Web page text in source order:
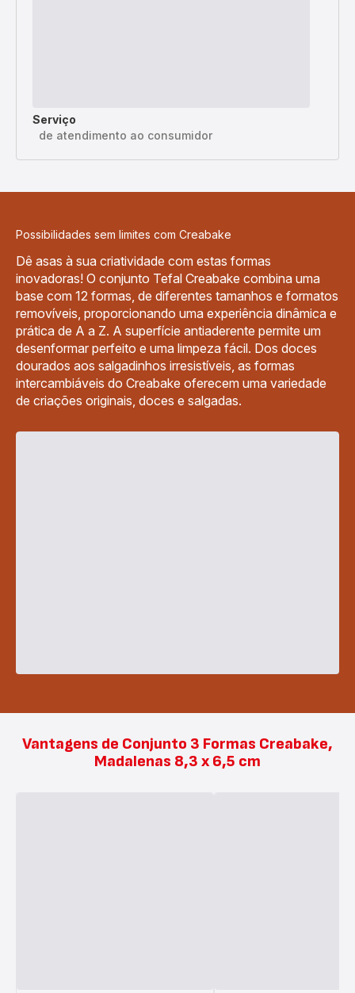
Serviço
de atendimento ao consumidor
Possibilidades sem limites com Creabake
Dê asas à sua criatividade com estas formas
inovadoras! O conjunto Tefal Creabake combina uma
base com 12 formas, de diferentes tamanhos e formatos
removíveis, proporcionando uma experiência dinâmica e
prática de A a Z. A superfície antiaderente permite um
desenformar perfeito e uma limpeza fácil. Dos doces
dourados aos salgadinhos irresistíveis, as formas
intercambiáveis do Creabake oferecem uma variedade
de criações originais, doces e salgadas.
Vantagens de Conjunto 3 Formas Creabake,
Madalenas 8,3 x 6,5 cm